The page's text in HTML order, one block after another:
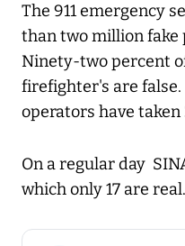
The 911 emergency
than two million fake
Ninety-two percent
firefighter's are
operators have taken
On a regular day
which only 17 are real.